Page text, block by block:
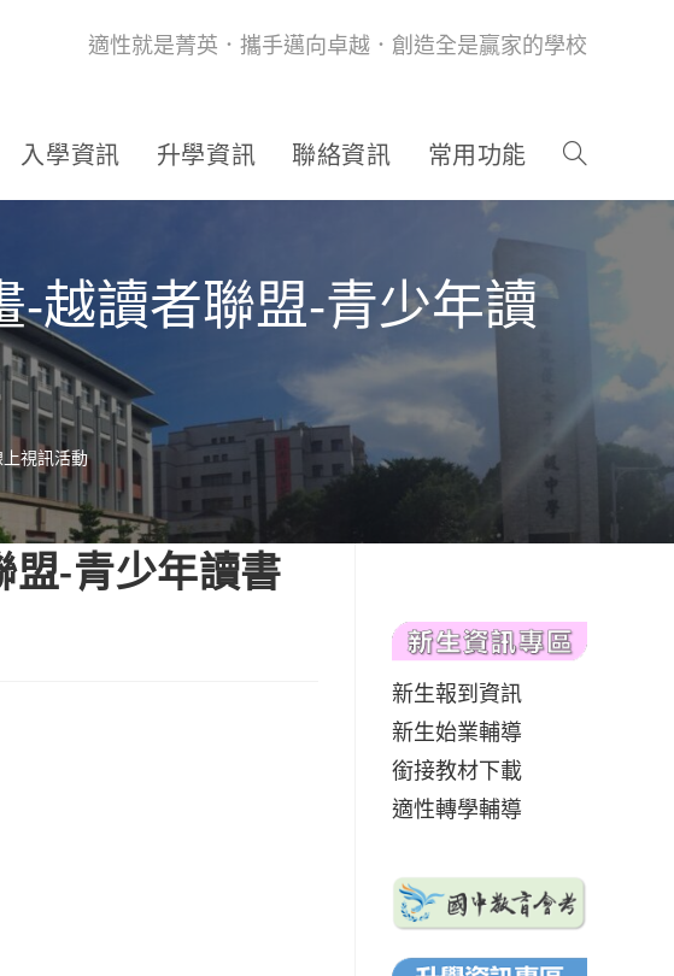
適性就是菁英．攜手邁向卓越．創造全是贏家的學校
入學資訊 升學資訊 聯絡資訊 常用功能
-越讀者聯盟-青少年讀
視訊活動
盟-青少年讀書
新生報到資訊
新生始業輔導
銜接教材下載
適性轉學輔導